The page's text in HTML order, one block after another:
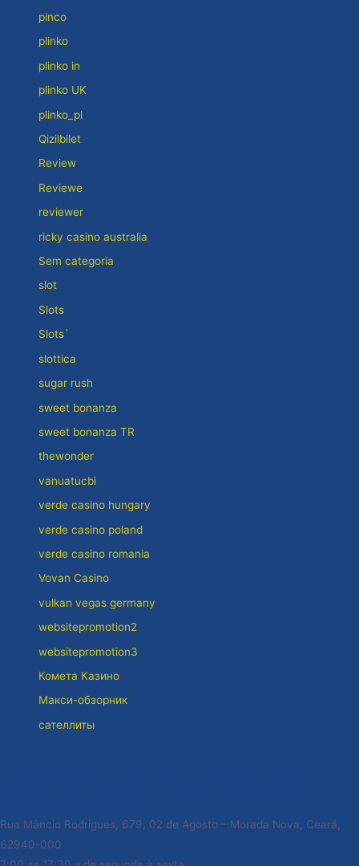
pinco
plinko
plinko in
plinko UK
plinko_pl
Qizilbilet
Review
Reviewe
reviewer
ricky casino australia
Sem categoria
slot
Slots
Slots`
slottica
sugar rush
sweet bonanza
sweet bonanza TR
thewonder
vanuatucbi
verde casino hungary
verde casino poland
verde casino romania
Vovan Casino
vulkan vegas germany
websitepromotion2
websitepromotion3
Комета Казино
Макси-обзорник
сателлиты
Rua Mâncio Rodrigues, 679, 02 de Agosto – Morada Nova, Ceará,
62940-000